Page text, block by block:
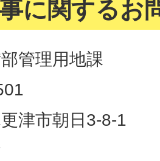
に関するお
管理用地課
津市朝日3-8-1